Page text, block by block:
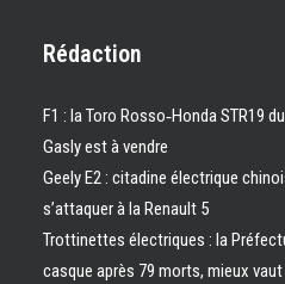
Rédaction
F1 : la Toro Rosso‑Honda STR19
Gasly est à vendre
Geely E2 : citadine électrique
s’attaquer à la Renault 5
Trottinettes électriques : la
casque après 79 morts, mieux